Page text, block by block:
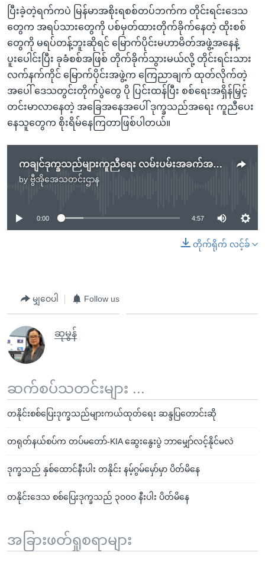
ပြီးခဲ့တဲ့ရက်ကပဲ မြန်မာအစိုးရစစ်တပ်ဘက်က တိုင်းရင်းဒေသ
တွေက အရပ်သားတွေကို ပစ်မှတ်ထားတိုက်ခိုက်နေတဲ့ ထိုးစစ်
တွေကို မရပ်တန့်ဘူးဆိုရင် မြောက်ပိုင်းမဟာမိတ်အဖွဲ့အနေနဲ့
ပူးပေါင်းပြီး ခုခံစစ်အဖြစ် တိုက်ခိုက်သွားမယ်လို့ တိုင်းရင်းသား
လက်နက်ကိုင် မြောက်ပိုင်းအဖွဲ့က ကြေညာချက် ထုတ်လိုက်တဲ့
အပေါ် ဒေသတွင်းတိုက်ပွဲတွေ ပို ပြင်းထန်ပြီး စစ်ရေးအရှိန်မြှင့်
တင်းမာလာနေတဲ့ အခြေအနေအပေါ် ဒုက္ခသည်အရေး ကူညီပေး
နေသူတွေက စိုးရိမ်နေကြတာဖြစ်ပါတယ်။
ကချင်ဒုက္ခသည်များကူညီရေး လမ်းပမ်းအခက်အခဲရှိနေ
by ဗွီအိုအေသတင်းဌာန
No media source currently available
0:00 4:57
တိုက်ရိုက် လင့်ခ်
မျှဝေပါ Follow us
ဆုမွန်
ဆက်စပ်သတင်းများ ...
တနိုင်းစစ်ပြေးဒုက္ခသည်များကယ်ထုတ်ရေး ဆန္ဒပြတောင်းဆို
တရုတ်နယ်စပ်က တပ်မတော်-KIA ဆွေးနွေးပွဲ ဘာမျှော်လင့်နိုင်မလဲ
ဒုက္ခသည် နှစ်ထောင်နီးပါး တနိုင်း နမ့်ဂွမ်မှော်မှာ ပိတ်မိနေ
တနိုင်းဒေသ စစ်ပြေးဒုက္ခသည် ၃၀၀၀ နီးပါး ပိတ်မိနေ
အခြားဖတ်ရှုစရာများ